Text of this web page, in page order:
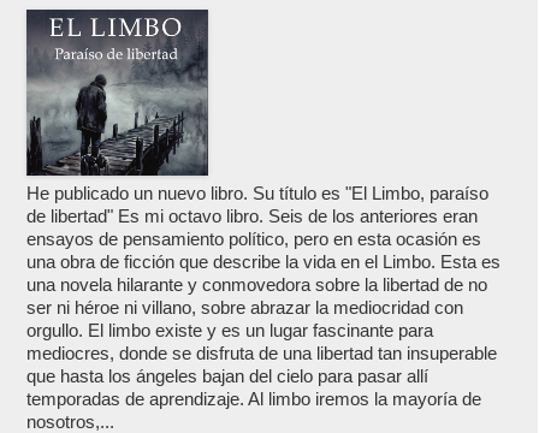
He publicado un nuevo libro. Su título es "El Limbo, paraíso
de libertad" Es mi octavo libro. Seis de los anteriores eran
ensayos de pensamiento político, pero en esta ocasión es
una obra de ficción que describe la vida en el Limbo. Esta es
una novela hilarante y conmovedora sobre la libertad de no
ser ni héroe ni villano, sobre abrazar la mediocridad con
orgullo. El limbo existe y es un lugar fascinante para
mediocres, donde se disfruta de una libertad tan insuperable
que hasta los ángeles bajan del cielo para pasar allí
temporadas de aprendizaje. Al limbo iremos la mayoría de
nosotros,...